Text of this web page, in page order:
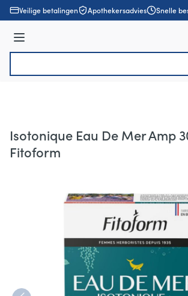
Ga naar de inhoud
Veilige betalingen Apothekersadvies Snelle
Menu
Isotonique Eau De Mer Amp
Fitoform